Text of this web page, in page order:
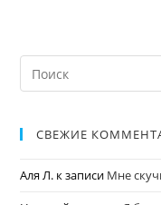
СВЕЖИЕ
Аля Л. к записи Мне